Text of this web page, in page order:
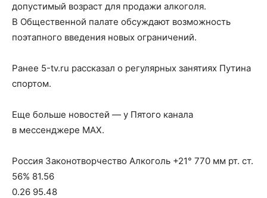
допустимый возраст для продажи алкоголя.
В Общественной палате обсуждают возможность
поэтапного введения новых ограничений.
Ранее 5-tv.ru рассказал о регулярных занятиях Путина
спортом.
Еще больше новостей — у Пятого канала
в мессенджере MAX.
Россия Законотворчество Алкоголь +21° 770 мм рт. ст.
56% 81.56
0.26 95.48